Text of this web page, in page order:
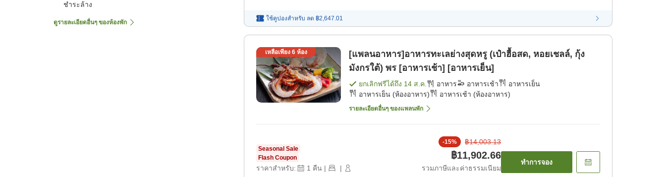
ชำระล้าง
ดูรายละเอียดอื่นๆ ของห้องพัก
ใช้คูปองสำหรับ ลด ฿2,647.01
เหลือเพียง 6ห้อง
[แพลนอาหาร]อาหารทะเลย่างสุดหรู (เป๋าฮื้อสด, หอยเชลล์, กุ้ง
มังกรใต้) พร [อาหารเช้า] [อาหารเย็น]
ยกเลิกฟรีได้ถึง 14 ส.ค. อาหาร อาหารเช้า
อาหารเย็น
อาหารเย็น (ห้องอาหาร)
อาหารเช้า (ห้องอาหาร)
รายละเอียดอื่นๆ ของแพลนพัก
Seasonal Sale
Flash Coupon
ราคาสำหรับ: 1 คืน | |
-15% ฿14,003.13
฿11,902.66
รวมภาษีและค่าธรรมเนียม
ทำการจอง